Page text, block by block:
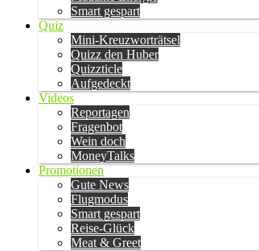
Smart gespart
Quiz
Mini-Kreuzworträtsel
Quizz den Huber
Quizzticle
Aufgedeckt
Videos
Reportagen
Fragenbot
Wein doch
MoneyTalks
Promotionen
Gute News
Flugmodus
Smart gespart
Reise-Glück
Meat & Greet